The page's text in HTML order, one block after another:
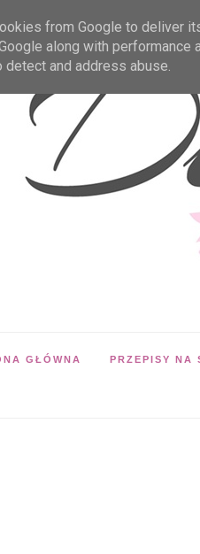
GŁÓWNA PRZEPISY NA
from Google to deliver
along with
and address abuse.